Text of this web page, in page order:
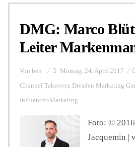
FUNKTURM-
Podcast
DMG: Marco
Leiter
Von ben Montag, 24. April 2017
Channel Takeover, Dresden Marketing
Influencer-Marketing
Foto: ©
Jacquemin |